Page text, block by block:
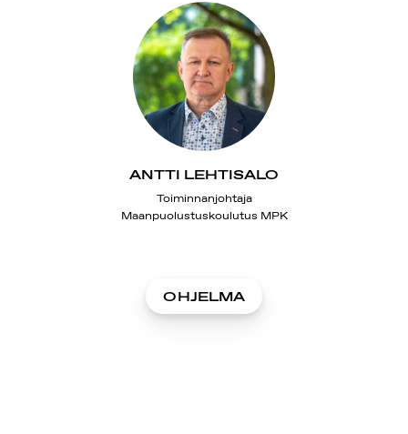
ANTTI LEHTISALO
Toiminnanjohtaja
Maanpuolustuskoulutus MPK
OHJELMA